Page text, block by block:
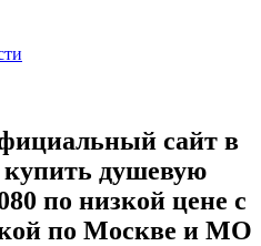
сайт в
купить душевую
по низкой цене с
по Москве и МО